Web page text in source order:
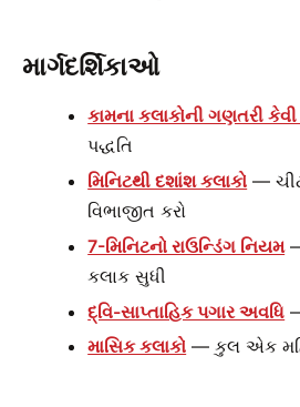
માર્ગદર્શિકાઓ
કામના કલાકોની ગણતરી કેવી
પદ્ધતિ
મિનિટથી દશાંશ કલાકો —
વિભાજીત કરો
7-મિનિટનો રાઉન્ડિંગ નિયમ—
કલાક સુધી
દ્વિ-સાપ્તાહિક પગાર અવધિ
માસિક કલાકો — કુલ એક